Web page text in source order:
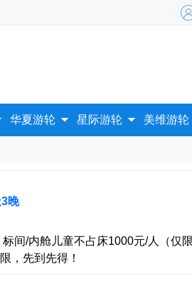
华夏游轮  星际游轮  美维游轮
晚
间/内舱儿童不占床1000元/人（仅
，先到先得！